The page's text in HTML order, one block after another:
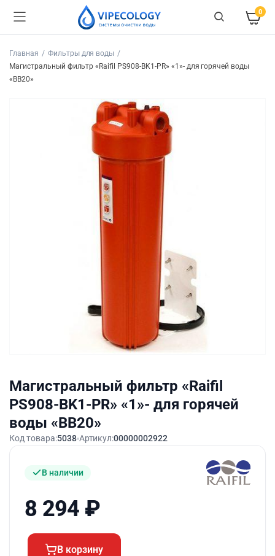
0
Главная
Фильтры для воды
Магистральный фильтр «Raifil PS908-BK1-PR» «1»- для горячей воды
«BB20»
Магистральный фильтр «Raifil
PS908-BK1-PR» «1»- для горячей
воды «BB20»
Код товара:5038 Артикул:00000002922
В наличии
8 294 ₽
В корзину